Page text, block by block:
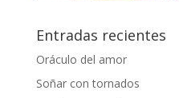
Entradas recientes
Oráculo del amor
Soñar con tornados